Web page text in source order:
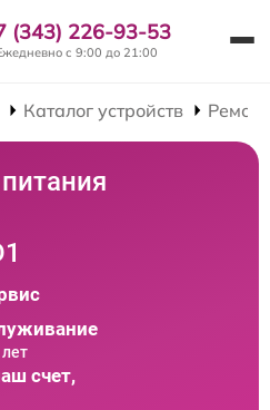
(343) 226-93-53
с 9:00 до 21:00
Каталог устройств
счет,